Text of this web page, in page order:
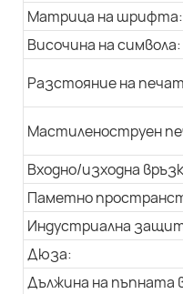
Матрица на шрифта:
Височина на символа:
Разстояние на
Мастиленоструен
Входно/изходна
Паметно
Индустриална
Дюза:
Дължина на пъпната